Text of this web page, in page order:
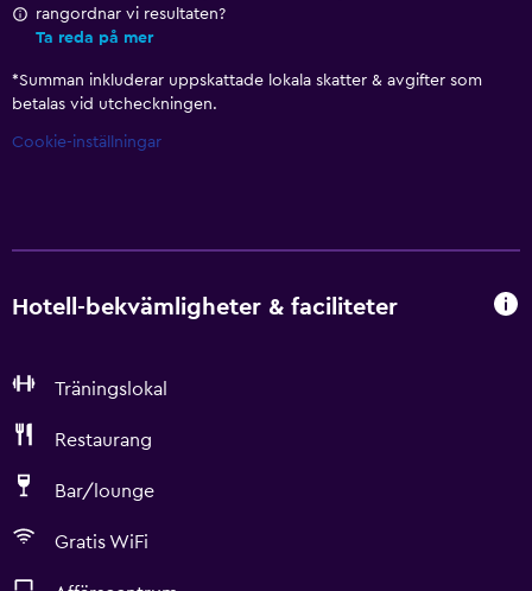
rangordnar vi resultaten?
Ta reda på mer
*Summan inkluderar uppskattade lokala skatter & avgifter som
betalas vid utcheckningen.
Cookie-inställningar
Hotell-bekvämligheter & faciliteter
Träningslokal
Restaurang
Bar/lounge
Gratis WiFi